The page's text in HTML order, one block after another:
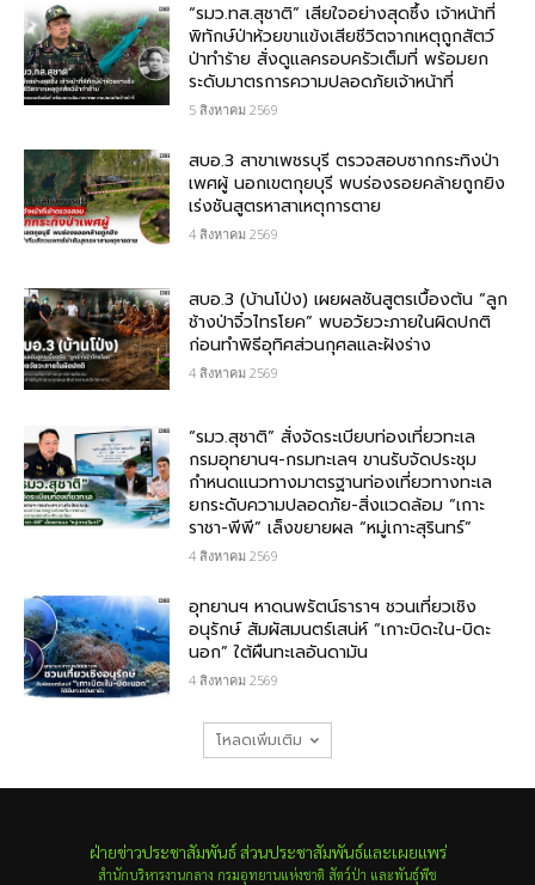
“รมว.ทส.สุชาติ” เสียใจอย่างสุดซึ้ง เจ้าหน้าที่
พิทักษ์ป่าห้วยขาแข้งเสียชีวิตจากเหตุถูกสัตว์
ป่าทำร้าย สั่งดูแลครอบครัวเต็มที่ พร้อมยก
ระดับมาตรการความปลอดภัยเจ้าหน้าที่
5 สิงหาคม 2569
สบอ.3 สาขาเพชรบุรี ตรวจสอบซากกระทิงป่า
เพศผู้ นอกเขตกุยบุรี พบร่องรอยคล้ายถูกยิง
เร่งชันสูตรหาสาเหตุการตาย
4 สิงหาคม 2569
สบอ.3 (บ้านโป่ง) เผยผลชันสูตรเบื้องต้น “ลูก
ช้างป่าจิ๋วไทรโยค” พบอวัยวะภายในผิดปกติ
ก่อนทำพิธีอุทิศส่วนกุศลและฝังร่าง
4 สิงหาคม 2569
“รมว.สุชาติ” สั่งจัดระเบียบท่องเที่ยวทะเล
กรมอุทยานฯ-กรมทะเลฯ ขานรับจัดประชุม
กำหนดแนวทางมาตรฐานท่องเที่ยวทางทะเล
ยกระดับความปลอดภัย-สิ่งแวดล้อม “เกาะ
ราชา-พีพี” เล็งขยายผล “หมู่เกาะสุรินทร์”
4 สิงหาคม 2569
อุทยานฯ หาดนพรัตน์ธาราฯ ชวนเที่ยวเชิง
อนุรักษ์ สัมผัสมนตร์เสน่ห์ “เกาะบิดะใน-บิดะ
นอก” ใต้ผืนทะเลอันดามัน
4 สิงหาคม 2569
โหลดเพิ่มเติม
ฝ่ายข่าวประชาสัมพันธ์ ส่วนประชาสัมพันธ์และเผยแพร่
สำนักบริหารงานกลาง กรมอุทยานแห่งชาติ สัตว์ป่า และพันธุ์พืช